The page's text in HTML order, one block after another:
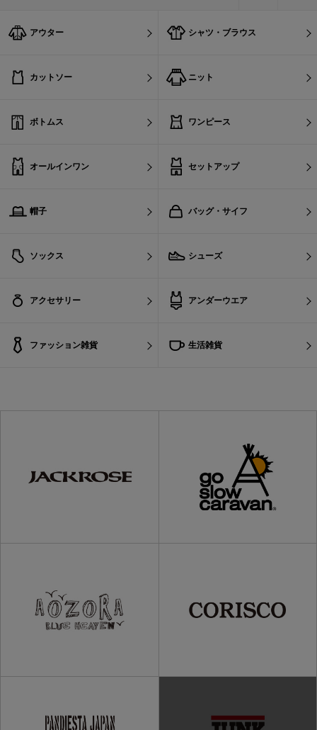
アウター シャツ・ブラウス
カットソー ニット
ボトムス ワンピース
オールインワン セットアップ
帽子 バッグ・サイフ
ソックス シューズ
アクセサリー アンダーウエア
ファッション雑貨 生活雑貨